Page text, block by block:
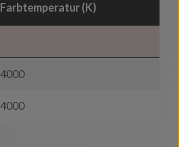
Farbtemperatur (K)
4000
4000